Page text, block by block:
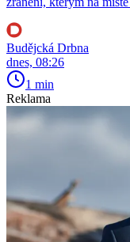
Budějcká Drbna
dnes, 08:26
1 min
Reklama